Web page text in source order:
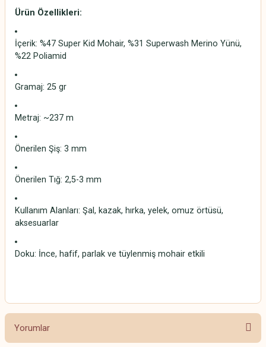
Ürün Özellikleri:
İçerik: %47 Super Kid Mohair, %31 Superwash Merino Yünü,
%22 Poliamid
Gramaj: 25 gr
Metraj: ~237 m
Önerilen Şiş: 3 mm
Önerilen Tığ: 2,5-3 mm
Kullanım Alanları: Şal, kazak, hırka, yelek, omuz örtüsü,
aksesuarlar
Doku: İnce, hafif, parlak ve tüylenmiş mohair etkili
Yorumlar